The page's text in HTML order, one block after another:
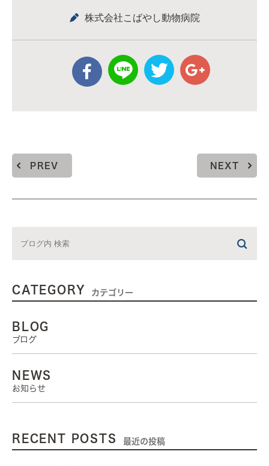
株式会社こばやし動物病院
PREV NEXT
CATEGORY カテゴリー
BLOG
ブログ
NEWS
お知らせ
RECENT POSTS 最近の投稿